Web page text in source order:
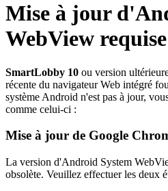
Mise à jour
WebView requise
SmartLobby 10 ou version
récente du navigateur Web intégré
système Android n'est pas à jour,
comme celui-ci :
Mise à jour de Google
La version d'Android System
obsolète. Veuillez effectuer les deux